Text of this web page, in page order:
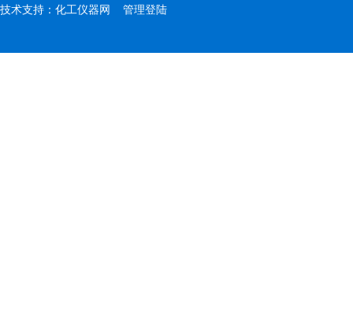
技术支持： 化工仪器网 管理登陆